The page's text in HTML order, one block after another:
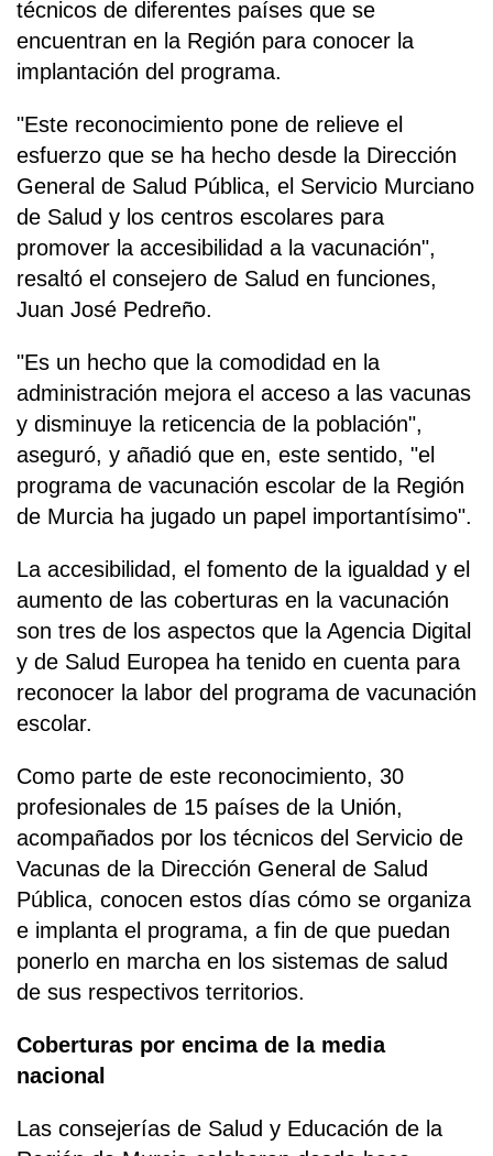
técnicos de diferentes países que se
encuentran en la Región para conocer la
implantación del programa.
"Este reconocimiento pone de relieve el
esfuerzo que se ha hecho desde la Dirección
General de Salud Pública, el Servicio Murciano
de Salud y los centros escolares para
promover la accesibilidad a la vacunación",
resaltó el consejero de Salud en funciones,
Juan José Pedreño.
"Es un hecho que la comodidad en la
administración mejora el acceso a las vacunas
y disminuye la reticencia de la población",
aseguró, y añadió que en, este sentido, "el
programa de vacunación escolar de la Región
de Murcia ha jugado un papel importantísimo".
La accesibilidad, el fomento de la igualdad y el
aumento de las coberturas en la vacunación
son tres de los aspectos que la Agencia Digital
y de Salud Europea ha tenido en cuenta para
reconocer la labor del programa de vacunación
escolar.
Como parte de este reconocimiento, 30
profesionales de 15 países de la Unión,
acompañados por los técnicos del Servicio de
Vacunas de la Dirección General de Salud
Pública, conocen estos días cómo se organiza
e implanta el programa, a fin de que puedan
ponerlo en marcha en los sistemas de salud
de sus respectivos territorios.
Coberturas por encima de la media
nacional
Las consejerías de Salud y Educación de la